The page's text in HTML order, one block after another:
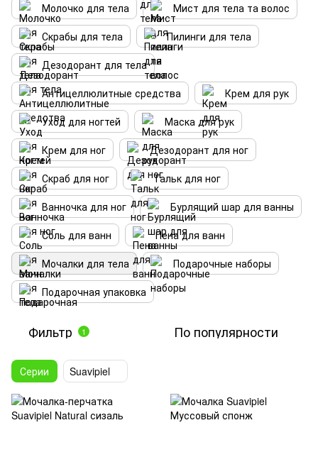
Молочко для тела
Мист для тела та волос
Скрабы для тела
Пилинги для тела
Дезодорант для тела
Антицеллюлитные средства
Крем для рук
Уход для ногтей
Маска для рук
Крем для ног
Дезодорант для ног
Скраб для ног
Тальк для ног
Ванночка для ног
Бурлящий шар для ванны
Соль для ванн
Пена для ванн
Мочалки для тела
Подарочные наборы
Подарочная упаковка
Фильтр 1 По популярности
Серии Suavipiel